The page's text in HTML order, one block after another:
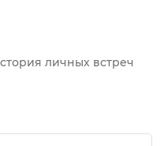
личных встреч